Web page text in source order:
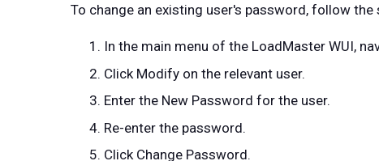
To change an existing user's password, follow the
In the main menu of the LoadMaster WUI,
Click Modify on the relevant user.
Enter the New Password for the user.
Re-enter the password.
Click Change Password.